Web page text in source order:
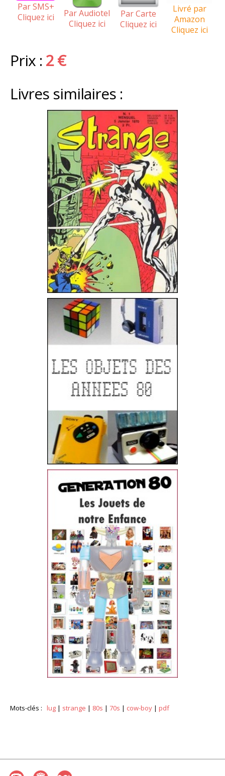
Par SMS+
Cliquez ici
Par Audiotel
Cliquez ici
Par Carte
Cliquez ici
Livré par
Amazon
Cliquez ici
Prix : 2 €
Livres similaires :
Mots-clés : lug | strange | 80s | 70s | cow-boy | pdf